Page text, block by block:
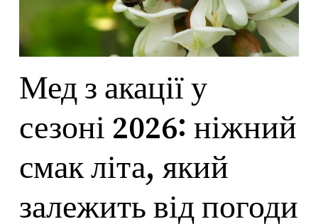
Мед з акації у
сезоні 2026: ніжний
смак літа, який
залежить від погоди